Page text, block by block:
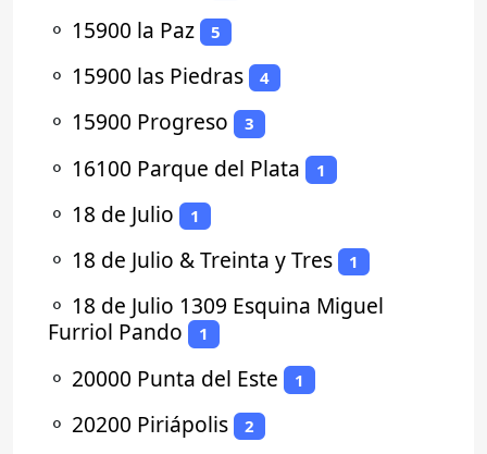
⚬ 15900 la Paz 5
⚬ 15900 las Piedras 4
⚬ 15900 Progreso 3
⚬ 16100 Parque del Plata 1
⚬ 18 de Julio 1
⚬ 18 de Julio & Treinta y Tres 1
⚬ 18 de Julio 1309 Esquina Miguel
Furriol Pando
1
⚬ 20000 Punta del Este 1
⚬ 20200 Piriápolis 2